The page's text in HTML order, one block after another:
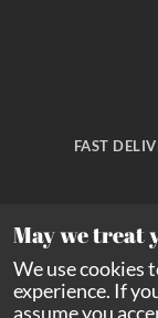
FAST
SAFE
May we treat
We use cookies
experience. If
assume you